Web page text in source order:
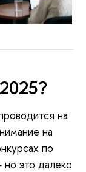
на
на
по
это далеко